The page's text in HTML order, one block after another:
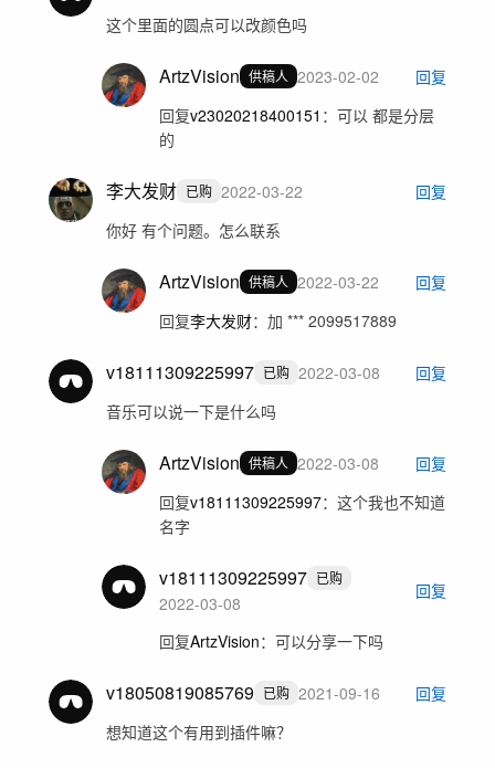
这个里面的圆点可以改颜色吗
ArtzVision 供稿人 2023-02-02
回复
回复v23020218400151 ： 可以 都是分层
的
李大发财 已购 2022-03-22
回复
你好 有个问题。怎么联系
ArtzVision 供稿人 2022-03-22
回复
回复李大发财： 加 *** 2099517889
v18111309225997 已购 2022-03-08
回复
音乐可以说一下是什么吗
ArtzVision 供稿人 2022-03-08
回复
回复v18111309225997： 这个我也不知道
名字
v18111309225997 已购
2022-03-08
回复
回复ArtzVision： 可以分享一下吗
v18050819085769 已购 2021-09-16
回复
想知道这个有用到插件嘛？